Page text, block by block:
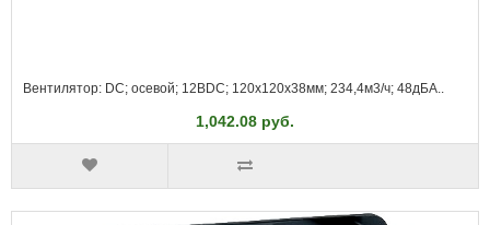
Вентилятор: DC; осевой; 12ВDC; 120x120x38мм; 234,4м3/ч; 48дБА..
1,042.08 руб.